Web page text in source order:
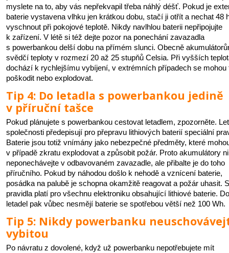
myslete na to, aby vás nepřekvapil třeba náhlý déšť. Pokud je
baterie vystavena vlhku jen krátkou dobu, stačí ji otřít a nechat 48
vyschnout při pokojové teplotě. Nikdy navlhlou baterii nepřipojujte
k zařízení. V létě si též dejte pozor na ponechání zavazadla
s powerbankou delší dobu na přímém slunci. Obecně
svědčí teploty v rozmezí 20 až 25 stupňů Celsia. Při vyšších
dochází k rychlejšímu vybíjení, v extrémních případech se mohou
poškodit nebo explodovat.
Tip 4: Do letadla s powerbankou jedině
v příruční tašce
Pokud plánujete s powerbankou cestovat letadlem, zpozorněte.
společnosti předepisují pro přepravu lithiových baterií speciální
Baterie jsou totiž vnímány jako nebezpečné předměty, které
v případě zkratu explodovat a způsobit požár. Proto akumulátory
neponechávejte v odbavovaném zavazadle, ale přibalte je do toho
příručního. Pokud by náhodou došlo k nehodě a vznícení baterie,
posádka na palubě je schopna okamžitě reagovat a požár uhasit.
pravidla platí pro všechnu elektroniku obsahující lithiové baterie. Do
letadel pak vůbec nesmějí baterie se spotřebou větší než 100 Wh.
Tip 5: Nikdy powerbanku
vybitou
Po návratu z dovolené, když už powerbanku nepotřebujete mít